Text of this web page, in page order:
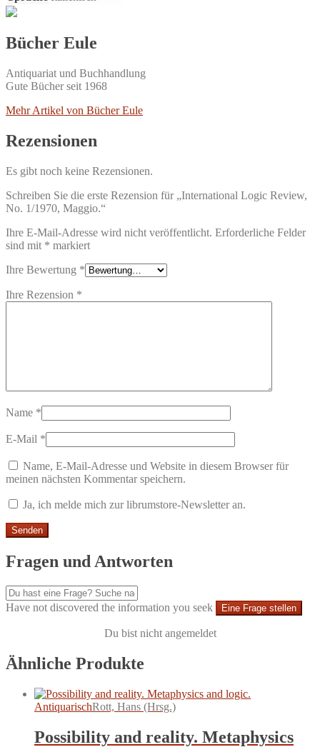
Bücher Eule
Antiquariat und Buchhandlung
Gute Bücher seit 1968
Mehr Artikel von Bücher Eule
Rezensionen
Es gibt noch keine Rezensionen.
Schreiben Sie die erste Rezension für „International Logic Review,
No. 1/1970, Maggio.“
Ihre E-Mail-Adresse wird nicht veröffentlicht. Erforderliche Felder
sind mit * markiert
Ihre Bewertung *
Ihre Rezension *
Name *
E-Mail *
Name, E-Mail-Adresse und Website in diesem Browser für
meinen nächsten Kommentar speichern.
Ja, ich melde mich zur librumstore-Newsletter an.
Fragen und Antworten
Have not discovered the information you seek Eine Frage stellen
Du bist nicht angemeldet
Ähnliche Produkte
AntiquarischRott, Hans (Hrsg.)
Possibility and reality. Metaphysics